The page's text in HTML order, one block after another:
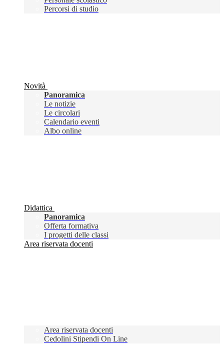
Percorsi di studio
Novità
Panoramica
Le notizie
Le circolari
Calendario eventi
Albo online
Didattica
Panoramica
Offerta formativa
I progetti delle classi
Area riservata docenti
Area riservata docenti
Cedolini Stipendi On Line